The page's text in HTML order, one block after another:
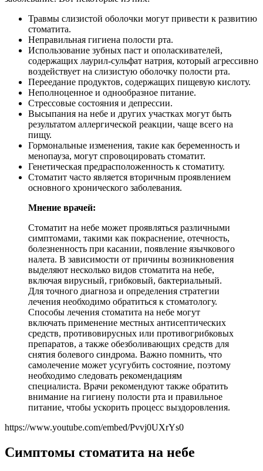
Травмы слизистой оболочки могут привести к развитию
стоматита.
Неправильная гигиена полости рта.
Использование зубных паст и ополаскивателей,
содержащих лаурил-сульфат натрия, который агрессивно
воздействует на слизистую оболочку полости рта.
Переедание продуктов, содержащих пищевую кислоту.
Неполноценное и однообразное питание.
Стрессовые состояния и депрессии.
Высыпания на небе и других участках могут быть
результатом аллергической реакции, чаще всего на
пищу.
Гормональные изменения, такие как беременность и
менопауза, могут спровоцировать стоматит.
Генетическая предрасположенность к стоматиту.
Стоматит часто является вторичным проявлением
основного хронического заболевания.
Мнение врачей:
Стоматит на небе может проявляться различными
симптомами, такими как покраснение, отечность,
болезненность при касании, появление язычкового
налета. В зависимости от причины возникновения
выделяют несколько видов стоматита на небе,
включая вирусный, грибковый, бактериальный.
Для точного диагноза и определения стратегии
лечения необходимо обратиться к стоматологу.
Способы лечения стоматита на небе могут
включать применение местных антисептических
средств, противовирусных или противогрибковых
препаратов, а также обезболивающих средств для
снятия болевого синдрома. Важно помнить, что
самолечение может усугубить состояние, поэтому
необходимо следовать рекомендациям
специалиста. Врачи рекомендуют также обратить
внимание на гигиену полости рта и правильное
питание, чтобы ускорить процесс выздоровления.
https://www.youtube.com/embed/Pvvj0UXrYs0
Симптомы стоматита на небе